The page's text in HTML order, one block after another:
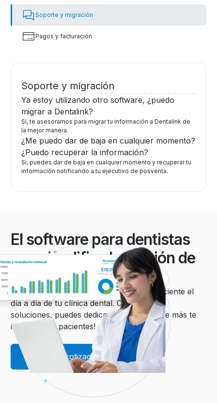
Soporte y migración
Pagos y facturación
Soporte y migración
Ya estoy utilizando otro software, ¿puedo
migrar a Dentalink?
Sí, te asesoramos para migrar tu información a Dentalink de
la mejor manera.
¿Me puedo dar de baja en cualquier momento?
¿Puedo recuperar la información?
Sí, puedes dar de baja en cualquier momento y recuperar tu
información notificando a tu ejecutivo de posventa.
El software para dentistas
que simplifica la gestión de
tu clínica
Con Dentalink puedes hacer sencillo y eficiente el
día a día de tu clínica dental. Con nuestras
soluciones, puedes dedicar tiempo a lo que más te
importa: ¡tus pacientes!
Solicita tu cotización